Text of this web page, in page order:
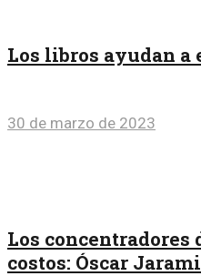
Los libros ayudan a
30 de marzo de 2023
Los
costos: Óscar